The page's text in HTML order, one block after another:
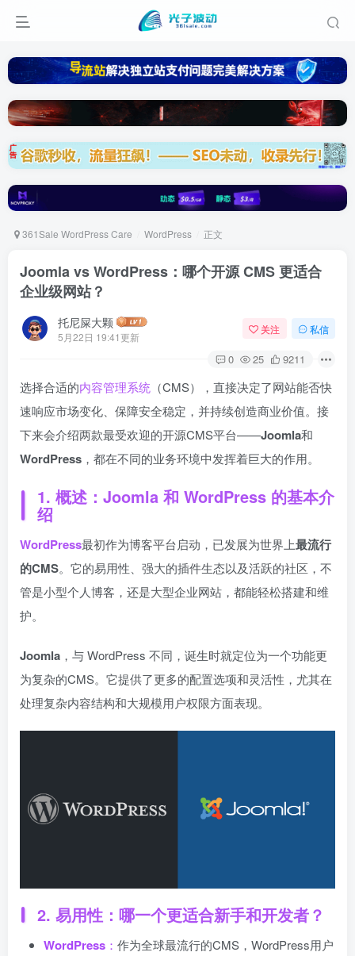
361Sale WordPress Care WordPress 正文
Joomla vs WordPress：哪个开源 CMS 更适合
企业级网站？
托尼屎大颗
5月22日 19:41更新
关注 私信
0 25 9211
选择合适的内容管理系统 （CMS），直接决定了网站能否快
速响应市场变化、保障安全稳定，并持续创造商业价值。接
下来会介绍两款最受欢迎的开源CMS平台——Joomla和
WordPress ，都在不同的业务环境中发挥着巨大的作用。
1. 概述：Joomla 和 WordPress 的基本介
绍
WordPress最初作为博客平台启动，已发展为世界上最流行
的CMS。它的易用性、强大的插件生态以及活跃的社区，不
管是小型个人博客，还是大型企业网站，都能轻松搭建和维
护。
Joomla ，与 WordPress 不同，诞生时就定位为一个功能更
为复杂的CMS。它提供了更多的配置选项和灵活性，尤其在
处理复杂内容结构和大规模用户权限方面表现。
2. 易用性：哪一个更适合新手和开发者？
WordPress ： 作为全球最流行的CMS，WordPress用户